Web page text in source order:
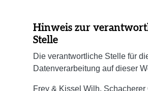
Hinweis zur
Stelle
Die verantwortliche Stelle für
Datenverarbeitung auf dieser
Frey & Kissel Wilh. Schacherer